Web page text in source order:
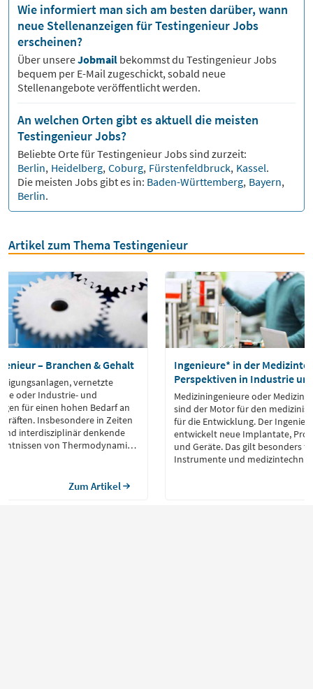
Wie informiert man sich am besten darüber, wann
neue Stellenanzeigen für Testingenieur Jobs
erscheinen?
Über unsereJobmail bekommst du TestingenieurJobs
bequem per E-Mail zugeschickt, sobald neue
Stellenangebote veröffentlicht werden.
An welchen Orten gibt es aktuell die meisten
Testingenieur Jobs?
Beliebte Orte fürTestingenieurJobs sind zurzeit:
Berlin, Heidelberg, Coburg, Fürstenfeldbruck, Kassel.
Die meisten Jobs gibt es in: Baden-Württemberg, Bayern,
Berlin.
Artikel zum Thema Testingenieur
– Branchen & Gehalt
vernetzte
oder Industrie- und
für einen hohen Bedarf an
Insbesondere in Zeiten
interdisziplinär denkende
von Thermodynamik
Zum Artikel
Ingenieure* in der
Perspektiven in Industrie
Mediziningenieure oder
sind der Motor für den
für die Entwicklung. Der
entwickelt neue Implantate,
und Geräte. Das gilt besonders
Instrumente und